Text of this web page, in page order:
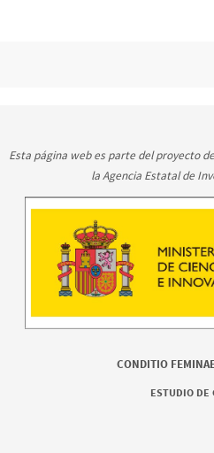
Esta página web es parte del proyecto
la Agencia Estatal de
CONDITIO
ESTUDIO DE